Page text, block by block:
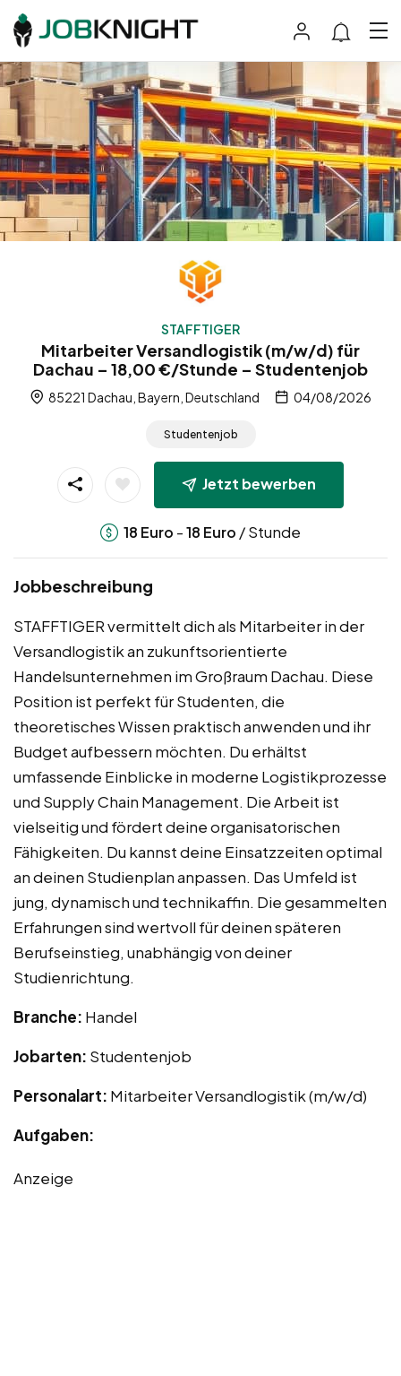
STAFFTIGER
Mitarbeiter Versandlogistik (m/w/d) für
Dachau – 18,00 €/Stunde – Studentenjob
85221 Dachau, Bayern, Deutschland 04/08/2026
Studentenjob
Jetzt bewerben
18 Euro -18 Euro / Stunde
Jobbeschreibung
STAFFTIGER vermittelt dich als Mitarbeiter in der
Versandlogistik an zukunftsorientierte
Handelsunternehmen im Großraum Dachau. Diese
Position ist perfekt für Studenten, die
theoretisches Wissen praktisch anwenden und ihr
Budget aufbessern möchten. Du erhältst
umfassende Einblicke in moderne Logistikprozesse
und Supply Chain Management. Die Arbeit ist
vielseitig und fördert deine organisatorischen
Fähigkeiten. Du kannst deine Einsatzzeiten optimal
an deinen Studienplan anpassen. Das Umfeld ist
jung, dynamisch und technikaffin. Die gesammelten
Erfahrungen sind wertvoll für deinen späteren
Berufseinstieg, unabhängig von deiner
Studienrichtung.
Branche: Handel
Jobarten: Studentenjob
Personalart: Mitarbeiter Versandlogistik (m/w/d)
Aufgaben:
Anzeige